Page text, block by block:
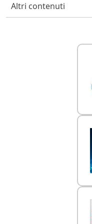
Altri contenuti